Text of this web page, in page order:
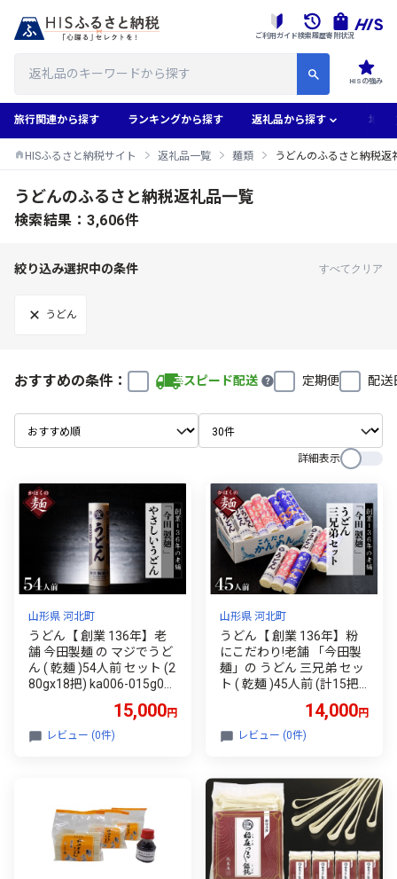
HISの強み
ご利用ガイド検索履歴寄附状況
旅行関連から探す ランキングから探す 返礼品から探す 地域
HISふるさと納税サイト 返礼品一覧 麺類 うどんのふるさと納税返
うどんのふるさと納税返礼品一覧
検索結果：3,606件
絞り込み選択中の条件 すべてクリア
うどん
おすすめの条件： スピード配送 定期便 配送
詳細表示
山形県 河北町
うどん【 創業 136年】老
舗 今田製麺 の マジでうど
ん ( 乾麺 )54人前 セット (2
80gx18把) ka006-015g00
ひっぱりうどん マジでう
どん 山形うどん ざるうど
存 長期保存 備蓄 お取り寄
せ ギフト 贈答 ご当地グル
メ 特産品)
15,000円
レビュー (0件)
山形県 河北町
うどん【 創業 136年】粉
にこだわり!老舗 「今田製
麺」の うどん 三兄弟 セッ
ト ( 乾麺 )45人前 (計15把)
麺 乾麺うどん ひっぱりう
どん 食べ比べ うどん三兄
冷やしうどん 老舗 製麺所
今田製麺 45人前 山形県 河
北町 常温保存 備蓄 お取り
寄せ ギフト 贈答 ご当地グ
ルメ 特産品)
14,000円
レビュー (0件)